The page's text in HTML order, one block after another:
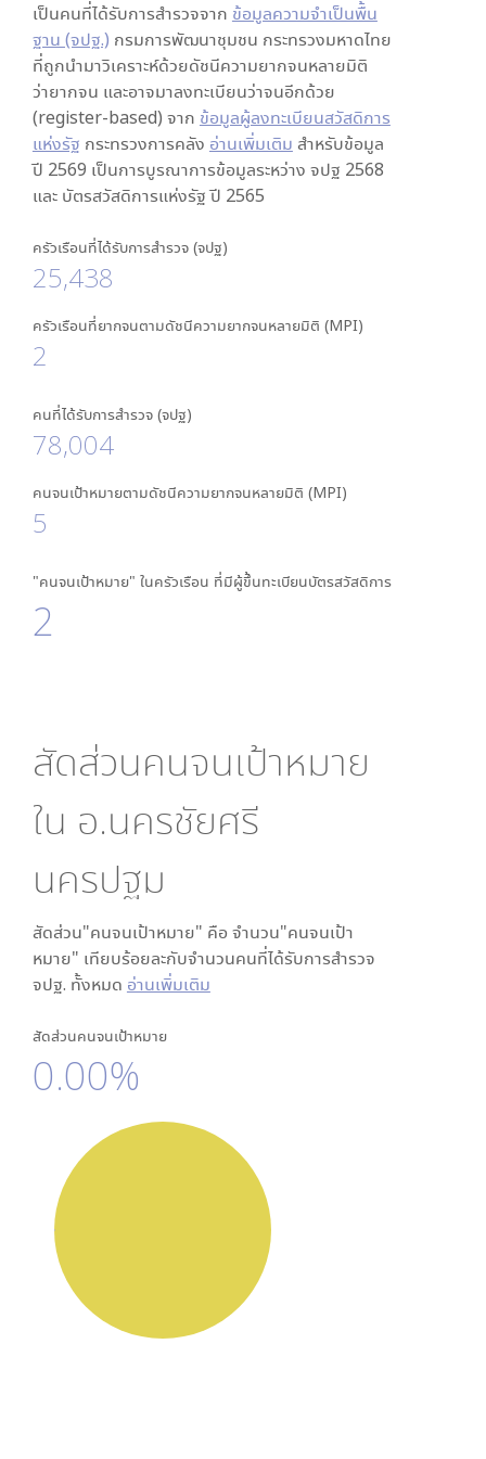
เป็นคนที่ได้รับการสำรวจจาก ข้อมูลความจำเป็นพื้น
ฐาน (จปฐ.) กรมการพัฒนาชุมชน กระทรวงมหาดไทย
ที่ถูกนำมาวิเคราะห์ด้วยดัชนีความยากจนหลายมิติ
ว่ายากจน และอาจมาลงทะเบียนว่าจนอีกด้วย
(register-based) จาก ข้อมูลผู้ลงทะเบียนสวัสดิการ
แห่งรัฐ กระทรวงการคลัง อ่านเพิ่มเติม สำหรับข้อมูล
ปี 2569 เป็นการบูรณาการข้อมูลระหว่าง จปฐ 2568
และ บัตรสวัสดิการแห่งรัฐ ปี 2565
ครัวเรือนที่ได้รับการสำรวจ (จปฐ)
25,438
ครัวเรือนที่ยากจนตามดัชนีความยากจนหลายมิติ (MPI)
2
คนที่ได้รับการสำรวจ (จปฐ)
78,004
คนจนเป้าหมายตามดัชนีความยากจนหลายมิติ (MPI)
5
"คนจนเป้าหมาย" ในครัวเรือน ที่มีผู้ขึ้นทะเบียนบัตรสวัสดิการ
2
สัดส่วนคนจนเป้าหมาย
ใน อ.นครชัยศรี
นครปฐม
สัดส่วน"คนจนเป้าหมาย" คือ จำนวน"คนจนเป้า
หมาย" เทียบร้อยละกับจำนวนคนที่ได้รับการสำรวจ
จปฐ. ทั้งหมด อ่านเพิ่มเติม
สัดส่วนคนจนเป้าหมาย
0.00%